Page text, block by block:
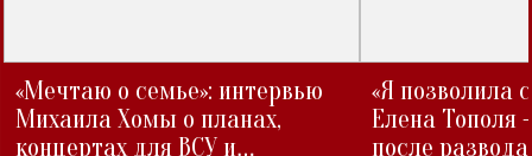
«Мечтаю о семье»: интервью
Михаила Хомы о планах,
концертах для ВСУ и
«Я позволила
Елена Тополя
после развода